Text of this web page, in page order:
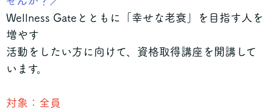
Wellness Gateとともに「幸せな老衰」を目指す人を
増やす
活動をしたい方に向けて、資格取得講座を開講して
います。
対象：全員